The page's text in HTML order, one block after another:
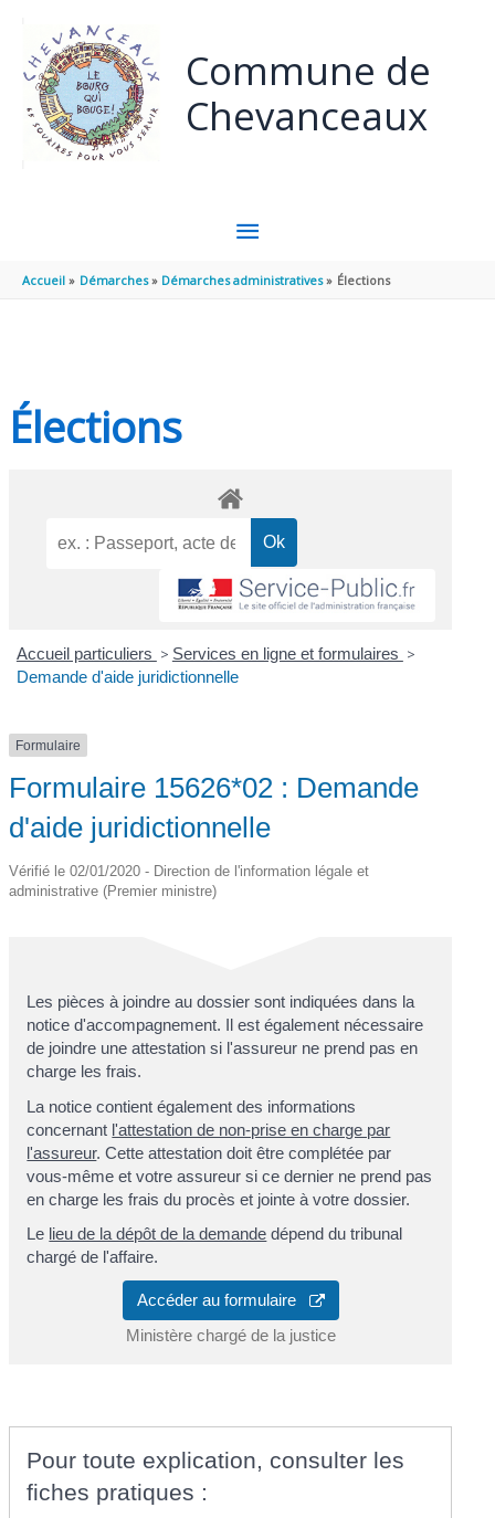
Commune de
Chevanceaux
MENU
PRINCIPAL
Accueil Démarches Démarches administratives Élections
Élections
Accueil particuliers > Services en ligne et formulaires >
Demande d'aide juridictionnelle
Formulaire
Formulaire 15626*02 : Demande
d'aide juridictionnelle
Vérifié le 02/01/2020 - Direction de l'information légale et
administrative (Premier ministre)
Les pièces à joindre au dossier sont indiquées dans la
notice d'accompagnement. Il est également nécessaire
de joindre une attestation si l'assureur ne prend pas en
charge les frais.
La notice contient également des informations
concernant l'attestation de non-prise en charge par
l'assureur. Cette attestation doit être complétée par
vous-même et votre assureur si ce dernier ne prend pas
en charge les frais du procès et jointe à votre dossier.
Le lieu de la dépôt de la demande dépend du tribunal
chargé de l'affaire.
Accéder au formulaire
Ministère chargé de la justice
Pour toute explication, consulter les
fiches pratiques :